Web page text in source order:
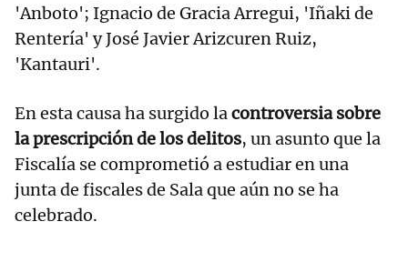
'Anboto'; Ignacio de Gracia Arregui, 'Iñaki de
Rentería' y José Javier Arizcuren Ruiz,
'Kantauri'.
En esta causa ha surgido lacontroversia sobre
la prescripción de los delitos, un asunto que la
Fiscalía se comprometió a estudiar en una
junta de fiscales de Sala que aún no se ha
celebrado.